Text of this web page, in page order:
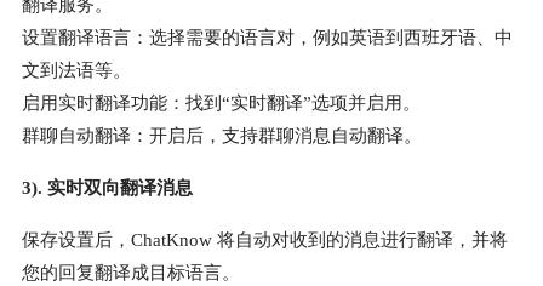
翻译服务。
设置翻译语言：选择需要的语言对，例如英语到西班牙语、中
文到法语等。
启用实时翻译功能：找到“实时翻译”选项并启用。
群聊自动翻译：开启后，支持群聊消息自动翻译。
3). 实时双向翻译消息
保存设置后，ChatKnow 将自动对收到的消息进行翻译，并将
您的回复翻译成目标语言。